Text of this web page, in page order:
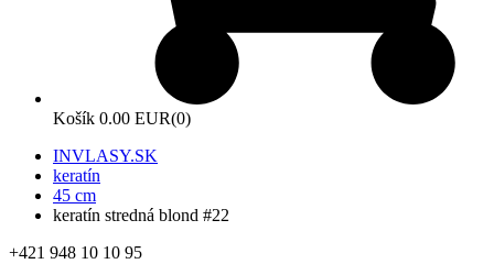
Košík 0.00 EUR(0)
INVLASY.SK
keratín
45 cm
keratín stredná blond #22
+421 948 10 10 95